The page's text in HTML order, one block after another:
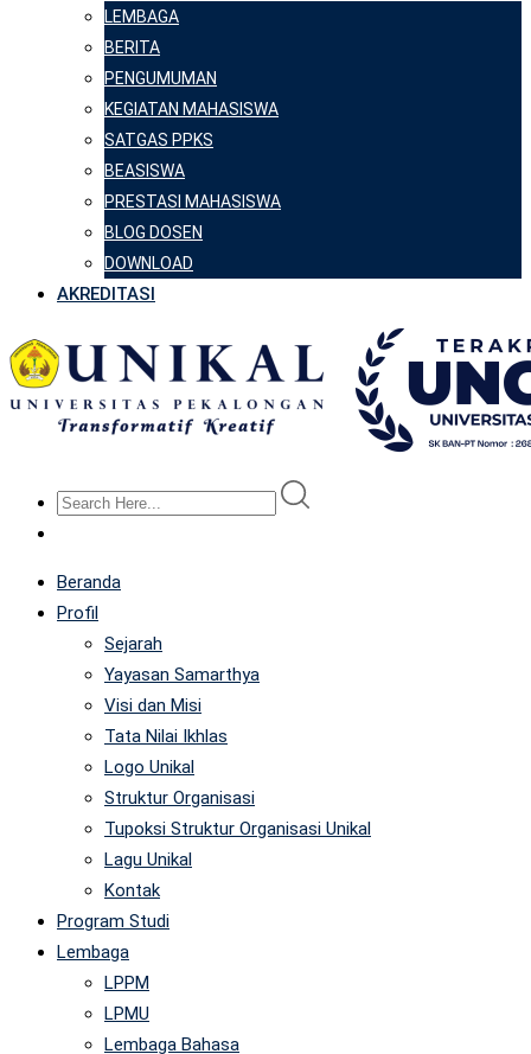
LEMBAGA
BERITA
PENGUMUMAN
KEGIATAN MAHASISWA
SATGAS PPKS
BEASISWA
PRESTASI MAHASISWA
BLOG DOSEN
DOWNLOAD
AKREDITASI
Beranda
Profil
Sejarah
Yayasan Samarthya
Visi dan Misi
Tata Nilai Ikhlas
Logo Unikal
Struktur Organisasi
Tupoksi Struktur Organisasi Unikal
Lagu Unikal
Kontak
Program Studi
Lembaga
LPPM
LPMU
Lembaga Bahasa